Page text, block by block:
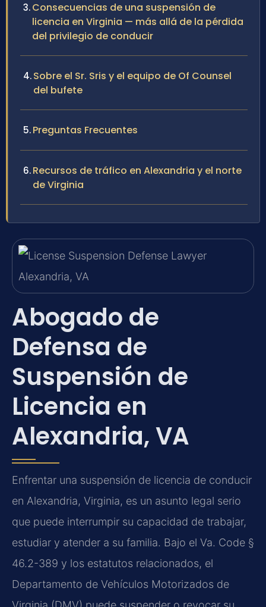
Consecuencias de una suspensión de
licencia en Virginia — más allá de la pérdida
del privilegio de conducir
Sobre el Sr. Sris y el equipo de Of Counsel
del bufete
Preguntas Frecuentes
Recursos de tráfico en Alexandria y el norte
de Virginia
Abogado de
Defensa de
Suspensión de
Licencia en
Alexandria, VA
Enfrentar una suspensión de licencia de conducir
en Alexandria, Virginia, es un asunto legal serio
que puede interrumpir su capacidad de trabajar,
estudiar y atender a su familia. Bajo el Va. Code §
46.2-389 y los estatutos relacionados, el
Departamento de Vehículos Motorizados de